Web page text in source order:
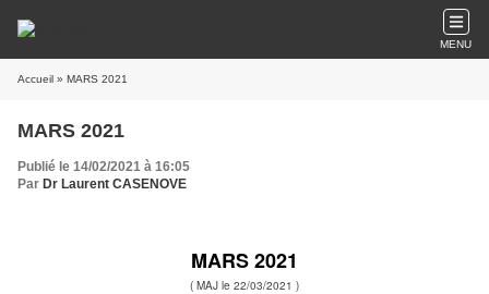
MENU
Accueil » MARS 2021
MARS 2021
Publié le 14/02/2021 à 16:05
Par Dr Laurent CASENOVE
MARS 2021
( MAJ le 22/03/2021 )